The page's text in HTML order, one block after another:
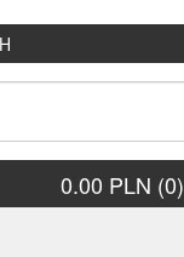
0.00 PLN (0)